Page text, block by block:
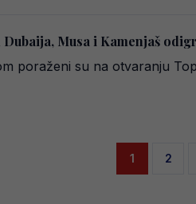
Dubaija, Musa i Kamenjaš
poraženi su na otvaranju
Posts
1 2